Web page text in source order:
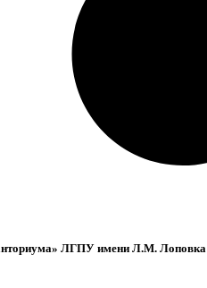
ЛГПУ имени Л.М. Лоповка